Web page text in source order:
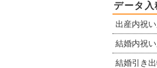
データ
出産内祝
結婚内祝い
結婚引き